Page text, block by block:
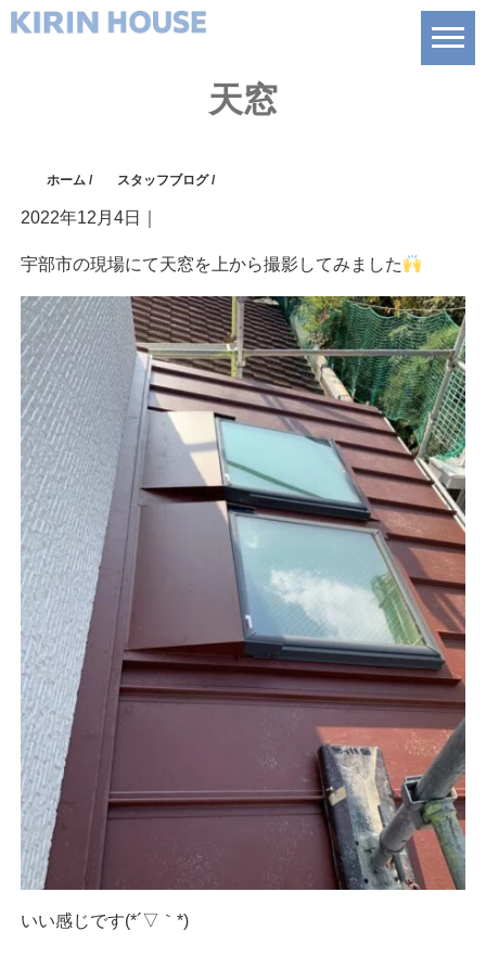
天窓
ホーム / スタッフブログ/
2022年12月4日
宇部市の現場にて天窓を上から撮影してみました
いい感じです(*´▽｀*)